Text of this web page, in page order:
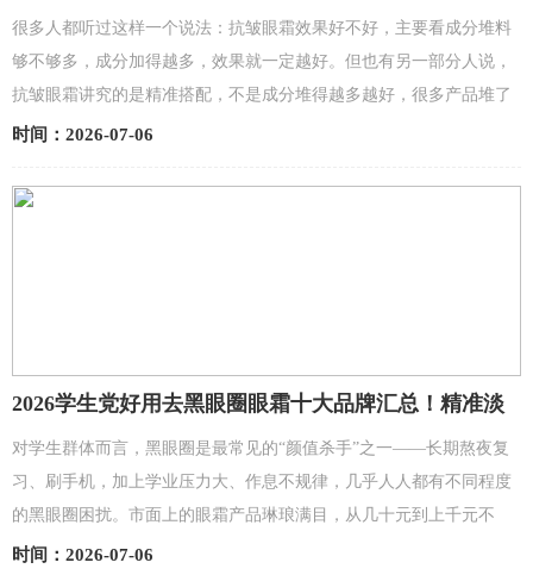
很多人都听过这样一个说法：抗皱眼霜效果好不好，主要看成分堆料
够不够多，成分加得越多，效果就一定越好。但也有另一部分人说，
抗皱眼霜讲究的是精准搭配，不是成分堆得越多越好，很多产品堆了
一堆成分，其实成分之间相互影响，根本发挥不了作用。...
时间：2026-07-06
2026学生党好用去黑眼圈眼霜十大品牌汇总！精准淡
对学生群体而言，黑眼圈是最常见的“颜值杀手”之一——长期熬夜复
习、刷手机，加上学业压力大、作息不规律，几乎人人都有不同程度
的黑眼圈困扰。市面上的眼霜产品琳琅满目，从几十元到上千元不
等，宣传的功效也是五花八门，但很多产品要么成分单一，要...
时间：2026-07-06